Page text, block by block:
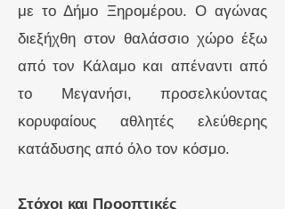
με το Δήμο Ξηρομέρου. Ο αγώνας
διεξήχθη στον θαλάσσιο χώρο έξω
από τον Κάλαμο και απέναντι από
το Μεγανήσι, προσελκύοντας
κορυφαίους αθλητές ελεύθερης
κατάδυσης από όλο τον κόσμο.
Στόχοι και Προοπτικές